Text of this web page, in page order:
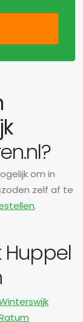
om in
zelf af te
.
Huppel